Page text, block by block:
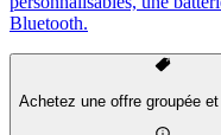
Bluetooth.
Achetez une offre groupée